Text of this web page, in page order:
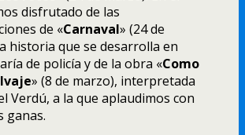
disfrutado de las
de «Carnaval» (24 de
historia que se desarrolla en
de policí­a y de la obra «Como
» (8 de marzo), interpretada
Verdú, a la que aplaudimos con
ganas.